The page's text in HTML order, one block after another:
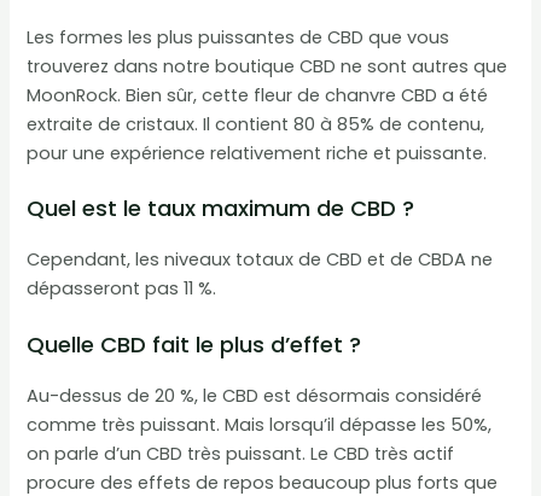
Les formes les plus puissantes de CBD que vous
trouverez dans notre boutique CBD ne sont autres que
MoonRock. Bien sûr, cette fleur de chanvre CBD a été
extraite de cristaux. Il contient 80 à 85% de contenu,
pour une expérience relativement riche et puissante.
Quel est le taux maximum de CBD ?
Cependant, les niveaux totaux de CBD et de CBDA ne
dépasseront pas 11 %.
Quelle CBD fait le plus d’effet ?
Au-dessus de 20 %, le CBD est désormais considéré
comme très puissant. Mais lorsqu’il dépasse les 50%,
on parle d’un CBD très puissant. Le CBD très actif
procure des effets de repos beaucoup plus forts que